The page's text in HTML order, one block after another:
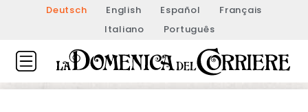
Deutsch English Español
Français
Italiano
Português